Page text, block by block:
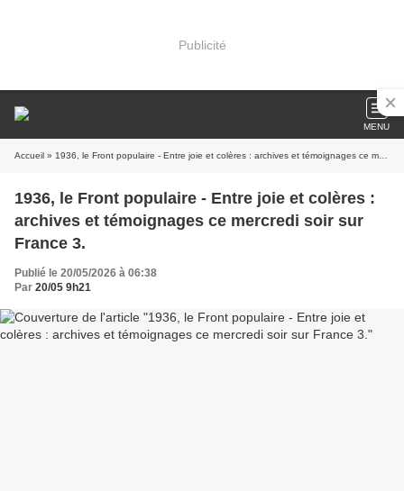
Publicité
MENU
Accueil » 1936, le Front populaire - Entre joie et colères : archives et témoignages ce mercredi soir sur France 3.
1936, le Front populaire - Entre joie et colères :
archives et témoignages ce mercredi soir sur
France 3.
Publié le 20/05/2026 à 06:38
Par 20/05 9h21